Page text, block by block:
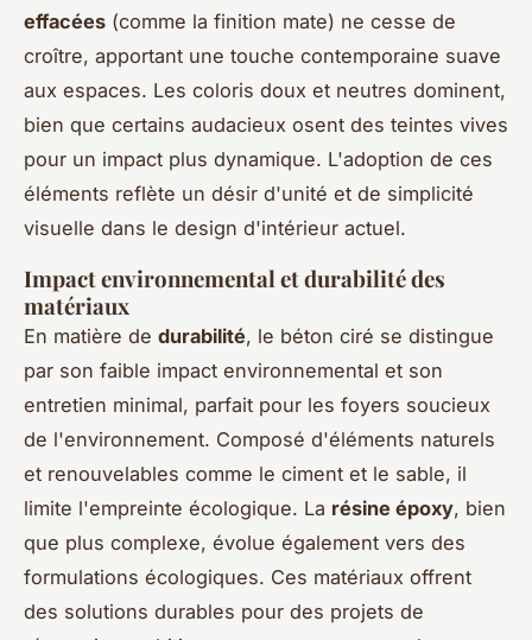
effacées (comme la finition mate) ne cesse de
croître, apportant une touche contemporaine suave
aux espaces. Les coloris doux et neutres dominent,
bien que certains audacieux osent des teintes vives
pour un impact plus dynamique. L'adoption de ces
éléments reflète un désir d'unité et de simplicité
visuelle dans le design d'intérieur actuel.
Impact environnemental et durabilité des
matériaux
En matière de durabilité, le béton ciré se distingue
par son faible impact environnemental et son
entretien minimal, parfait pour les foyers soucieux
de l'environnement. Composé d'éléments naturels
et renouvelables comme le ciment et le sable, il
limite l'empreinte écologique. La résine époxy, bien
que plus complexe, évolue également vers des
formulations écologiques. Ces matériaux offrent
des solutions durables pour des projets de